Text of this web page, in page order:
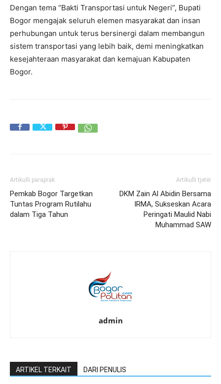
Dengan tema “Bakti Transportasi untuk Negeri”, Bupati
Bogor mengajak seluruh elemen masyarakat dan insan
perhubungan untuk terus bersinergi dalam membangun
sistem transportasi yang lebih baik, demi meningkatkan
kesejahteraan masyarakat dan kemajuan Kabupaten
Bogor.
Artikulli paraprak
Pemkab Bogor Targetkan
Tuntas Program Rutilahu
dalam Tiga Tahun
Artikulli tjetër
DKM Zain Al Abidin Bersama
IRMA, Sukseskan Acara
Peringati Maulid Nabi
Muhammad SAW
admin
ARTIKEL TERKAIT DARI PENULIS